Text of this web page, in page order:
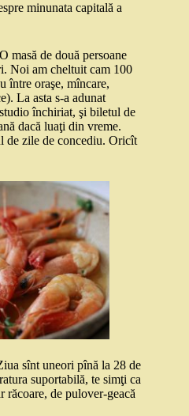
minunata capitală a
masă de două persoane
Noi am cheltuit cam 100
între oraşe, mîncare,
La asta s-a adunat
închiriat, şi biletul de
dacă luaţi din vreme.
de zile de concediu. Oricît
sînt uneori pînă la 28 de
suportabilă, te simţi ca
răcoare, de pulover-geacă